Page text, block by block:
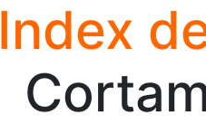
Index